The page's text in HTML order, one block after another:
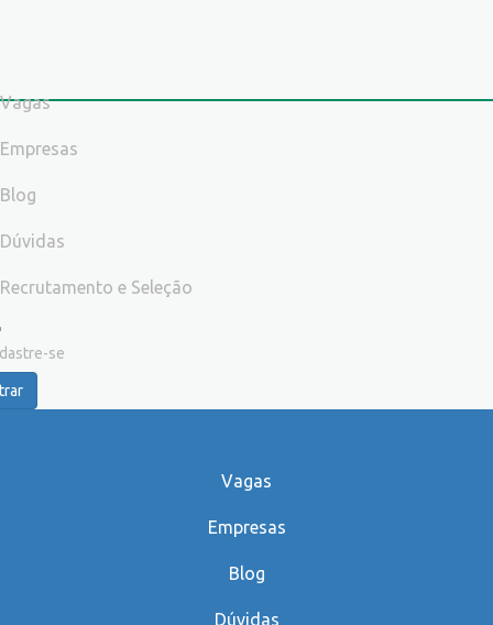
Vagas
Empresas
Blog
Dúvidas
Recrutamento e Seleção
se
Vagas
Empresas
Blog
Dúvidas